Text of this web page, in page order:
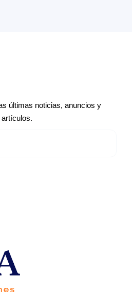
últimas noticias, anuncios y
artículos.